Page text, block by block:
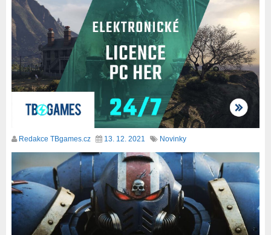
Redakce TBgames.cz 13. 12. 2021 Novinky